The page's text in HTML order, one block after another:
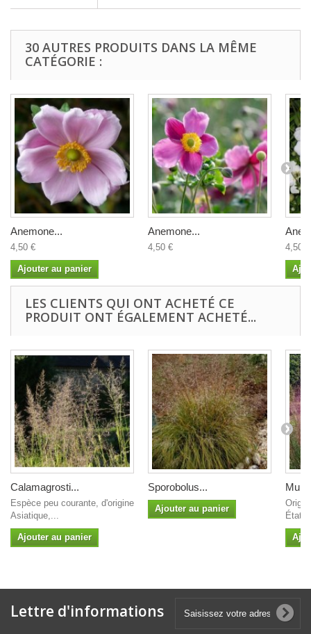
30 AUTRES PRODUITS DANS LA MÊME
CATÉGORIE :
Anemone...
4,50 €
Ajouter au panier
Anemone...
4,50 € 4,50 €
LES CLIENTS QUI ONT ACHETÉ CE
PRODUIT ONT ÉGALEMENT ACHETÉ...
Calamagrosti...
Espèce peu courante, d'origine
Asiatique,...
Ajouter au panier
Sporobolus...
Ajouter au panier
Lettre d'informations